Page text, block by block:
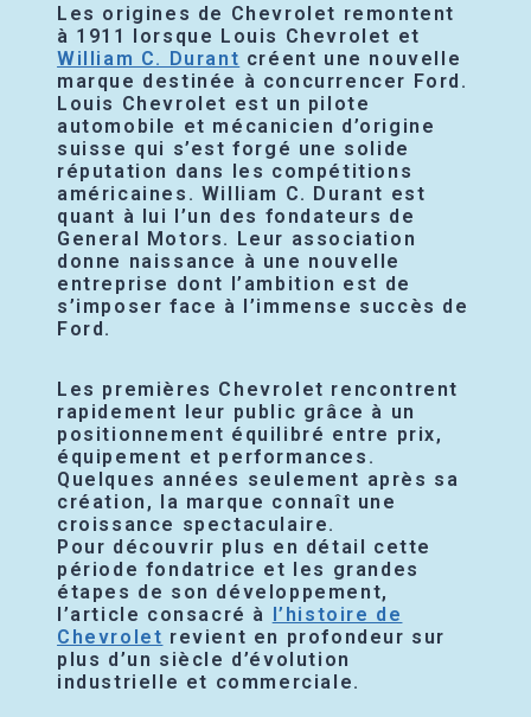
Les origines de Chevrolet remontent
à 1911 lorsque Louis Chevrolet et
William C. Durant créent une nouvelle
marque destinée à concurrencer Ford.
Louis Chevrolet est un pilote
automobile et mécanicien d’origine
suisse qui s’est forgé une solide
réputation dans les compétitions
américaines. William C. Durant est
quant à lui l’un des fondateurs de
General Motors. Leur association
donne naissance à une nouvelle
entreprise dont l’ambition est de
s’imposer face à l’immense succès de
Ford.
Les premières Chevrolet rencontrent
rapidement leur public grâce à un
positionnement équilibré entre prix,
équipement et performances.
Quelques années seulement après sa
création, la marque connaît une
croissance spectaculaire.
Pour découvrir plus en détail cette
période fondatrice et les grandes
étapes de son développement,
l’article consacré à l’histoire de
Chevrolet revient en profondeur sur
plus d’un siècle d’évolution
industrielle et commerciale.